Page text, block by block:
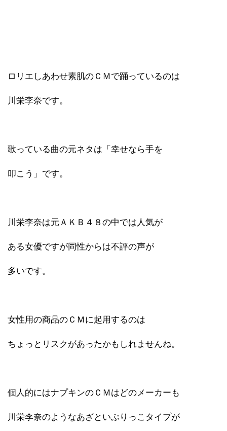
ロリエしあわせ素肌のＣＭで踊っているのは
川栄李奈です。
歌っている曲の元ネタは「幸せなら手を
叩こう」です。
川栄李奈は元ＡＫＢ４８の中では人気が
ある女優ですが同性からは不評の声が
多いです。
女性用の商品のＣＭに起用するのは
ちょっとリスクがあったかもしれませんね。
個人的にはナプキンのＣＭはどのメーカーも
川栄李奈のようなあざといぶりっこタイプが